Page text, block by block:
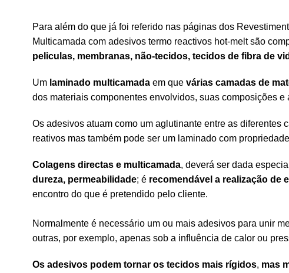
Para além do que já foi referido nas páginas dos
Multicamada com adesivos termo reactivos hot-melt são
peliculas, membranas, não-tecidos, tecidos de fibra de
Um laminado multicamada em que várias camadas de
dos materiais componentes envolvidos, suas composições
Os adesivos atuam como um aglutinante entre as diferentes
reativos mas também pode ser um laminado com
Colagens directas e multicamada, deverá ser dada especial
dureza, permeabilidade; é recomendável a realização de
encontro do que é pretendido pelo cliente.
Normalmente é necessário um ou mais adesivos para unir
outras, por exemplo, apenas sob a influência de calor ou
Os adesivos podem tornar os tecidos mais rígidos, mas